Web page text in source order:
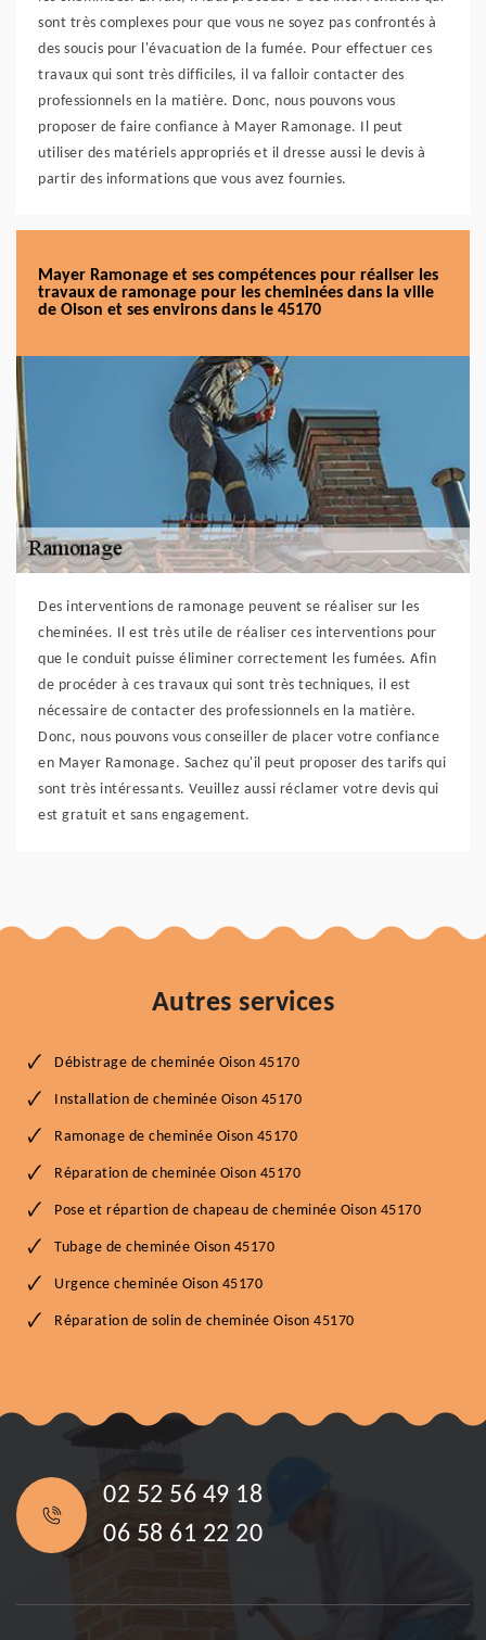
sont très complexes pour que vous ne soyez pas confrontés à
des soucis pour l'évacuation de la fumée. Pour effectuer ces
travaux qui sont très difficiles, il va falloir contacter des
professionnels en la matière. Donc, nous pouvons vous
proposer de faire confiance à Mayer Ramonage. Il peut
utiliser des matériels appropriés et il dresse aussi le devis à
partir des informations que vous avez fournies.
Mayer Ramonage et ses compétences pour réaliser les
travaux de ramonage pour les cheminées dans la ville
de Oison et ses environs dans le 45170
Des interventions de ramonage peuvent se réaliser sur les
cheminées. Il est très utile de réaliser ces interventions pour
que le conduit puisse éliminer correctement les fumées. Afin
de procéder à ces travaux qui sont très techniques, il est
nécessaire de contacter des professionnels en la matière.
Donc, nous pouvons vous conseiller de placer votre confiance
en Mayer Ramonage. Sachez qu'il peut proposer des tarifs qui
sont très intéressants. Veuillez aussi réclamer votre devis qui
est gratuit et sans engagement.
Autres services
Débistrage de cheminée Oison 45170
Installation de cheminée Oison 45170
Ramonage de cheminée Oison 45170
Réparation de cheminée Oison 45170
Pose et répartion de chapeau de cheminée Oison 45170
Tubage de cheminée Oison 45170
Urgence cheminée Oison 45170
Réparation de solin de cheminée Oison 45170
02 52 56 49 18
06 58 61 22 20